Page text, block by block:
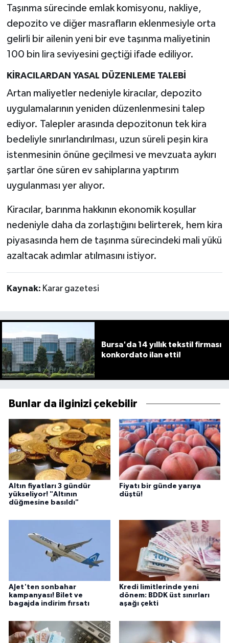
Taşınma sürecinde emlak komisyonu, nakliye,
depozito ve diğer masrafların eklenmesiyle orta
gelirli bir ailenin yeni bir eve taşınma maliyetinin
100 bin lira seviyesini geçtiği ifade ediliyor.
KİRACILARDAN YASAL DÜZENLEME TALEBİ
Artan maliyetler nedeniyle kiracılar, depozito
uygulamalarının yeniden düzenlenmesini talep
ediyor. Talepler arasında depozitonun tek kira
bedeliyle sınırlandırılması, uzun süreli peşin kira
istenmesinin önüne geçilmesi ve mevzuata aykırı
şartlar öne süren ev sahiplarına yaptırım
uygulanması yer alıyor.
Kiracılar, barınma hakkının ekonomik koşullar
nedeniyle daha da zorlaştığını belirterek, hem kira
piyasasında hem de taşınma sürecindeki mali yükü
azaltacak adımlar atılmasını istiyor.
Kaynak: Karar gazetesi
Bursa'da 14 yıllık tekstil firması
konkordato ilan etti!
Bunlar da ilginizi çekebilir
Altın fiyatları 3 gündür
yükseliyor! "Altının
düğmesine basıldı"
Fiyatı bir günde yarıya
düştü!
AJet'ten sonbahar
kampanyası! Bilet ve
bagajda indirim fırsatı
Kredi limitlerinde yeni
dönem: BDDK üst sınırları
aşağı çekti